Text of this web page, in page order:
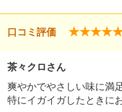
口コミ評価
茶々クロさん
爽やかでやさしい味に満
特にイガイガしたときに